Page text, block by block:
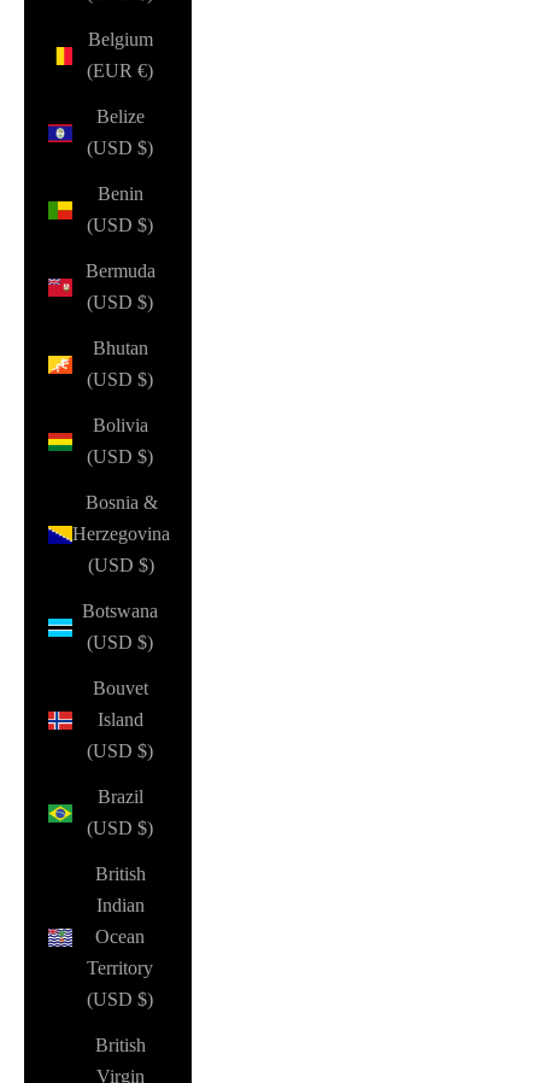
Belgium
(EUR €)
Belize
(USD $)
Benin
(USD $)
Bermuda
(USD $)
Bhutan
(USD $)
Bolivia
(USD $)
Bosnia &
Herzegovina
(USD $)
Botswana
(USD $)
Bouvet
Island
(USD $)
Brazil
(USD $)
British
Indian
Ocean
Territory
(USD $)
British
Virgin